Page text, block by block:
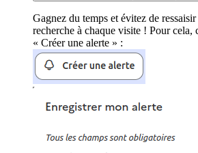
Gagnez du temps et évitez de
recherche à chaque visite ! Pour cela,
« Créer une alerte » :